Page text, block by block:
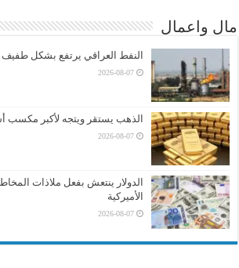
مال واعمال
النفط العراقي يرتفع بشكل طفيف
2026-08-07
الذهب يستقر ويتجه لأكبر مكسب
2026-08-07
الدولار ينتعش بفعل ملاذات
الأميركية
2026-08-07